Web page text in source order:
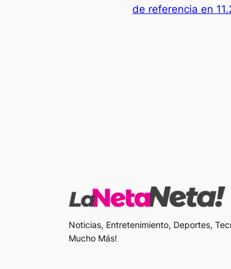
de referencia en
Noticias, Entretenimiento, Deportes,
Mucho Más!